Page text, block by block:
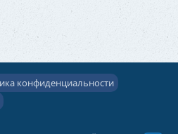
конфиденциальности